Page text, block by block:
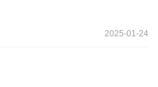
2025-01-24